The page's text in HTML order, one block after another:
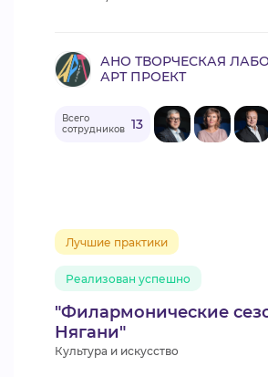
АНО ТВОРЧЕСКАЯ
АРТ ПРОЕКТ
Всего
сотрудников 13
"Филармонические
Нягани"
Реализован успешно
Лучшие практики
Культура и искусство